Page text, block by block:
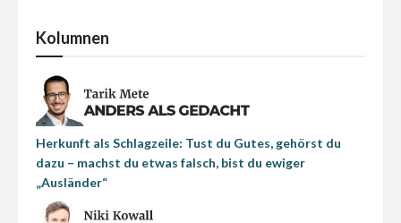
Kolumnen
Herkunft als Schlagzeile: Tust du Gutes, gehörst du
dazu – machst du etwas falsch, bist du ewiger
„Ausländer“